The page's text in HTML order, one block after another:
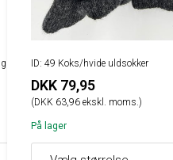
ID: 49 Koks/hvide uldsokker
DKK 79,95
(DKK 63,96 ekskl. moms.)
På lager